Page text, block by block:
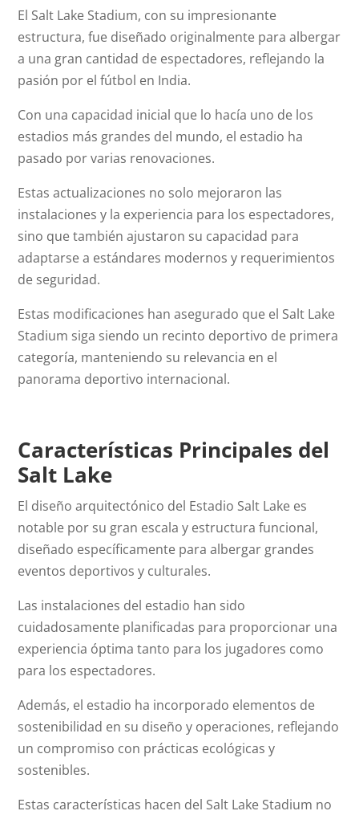
El Salt Lake Stadium, con su impresionante
estructura, fue diseñado originalmente para albergar
a una gran cantidad de espectadores, reflejando la
pasión por el fútbol en India.
Con una capacidad inicial que lo hacía uno de los
estadios más grandes del mundo, el estadio ha
pasado por varias renovaciones.
Estas actualizaciones no solo mejoraron las
instalaciones y la experiencia para los espectadores,
sino que también ajustaron su capacidad para
adaptarse a estándares modernos y requerimientos
de seguridad.
Estas modificaciones han asegurado que el Salt Lake
Stadium siga siendo un recinto deportivo de primera
categoría, manteniendo su relevancia en el
panorama deportivo internacional.
Características Principales del
Salt Lake
El diseño arquitectónico del Estadio Salt Lake es
notable por su gran escala y estructura funcional,
diseñado específicamente para albergar grandes
eventos deportivos y culturales.
Las instalaciones del estadio han sido
cuidadosamente planificadas para proporcionar una
experiencia óptima tanto para los jugadores como
para los espectadores.
Además, el estadio ha incorporado elementos de
sostenibilidad en su diseño y operaciones, reflejando
un compromiso con prácticas ecológicas y
sostenibles.
Estas características hacen del Salt Lake Stadium no